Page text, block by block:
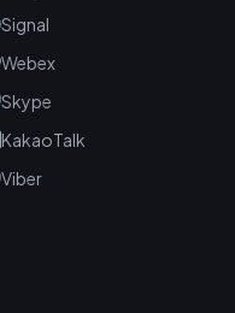
Signal
Webex
Skype
KakaoTalk
Viber